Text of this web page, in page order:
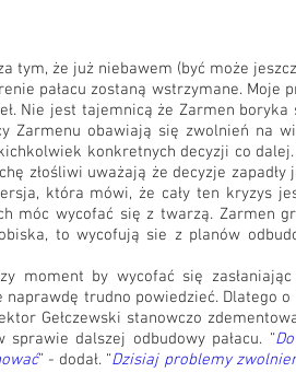
tym, że już niebawem (być może
pałacu zostaną wstrzymane. Moje
Nie jest tajemnicą że Zarmen
Zarmenu obawiają się zwolnień na
konkretnych decyzji co
złośliwi uważają że decyzje
która mówi, że cały ten kryzys
móc wycofać się z twarzą. Zarmen
to wycofują sie z planów
moment by wycofać się
trudno powiedzieć. Dlatego
Gełczewski stanowczo
dalszej odbudowy pałacu. “
” - dodał. “Dzisiaj problemy